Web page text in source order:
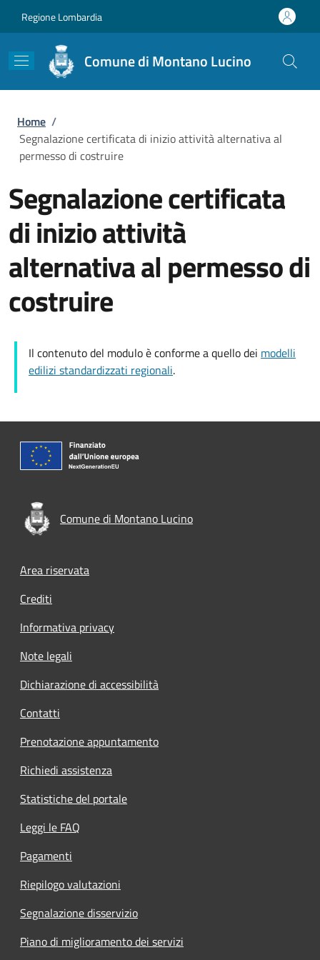
Regione Lombardia
Comune di Montano Lucino
Briciole di pane
Home /
Segnalazione certificata di inizio attività alternativa al
permesso di costruire
Segnalazione certificata
di inizio attività
alternativa al permesso di
costruire
Il contenuto del modulo è conforme a quello dei modelli
edilizi standardizzati regionali.
Comune di Montano Lucino
Footer menu
Area riservata
Crediti
Informativa privacy
Note legali
Dichiarazione di accessibilità
Contatti
Prenotazione appuntamento
Richiedi assistenza
Statistiche del portale
Leggi le FAQ
Pagamenti
Riepilogo valutazioni
Segnalazione disservizio
Piano di miglioramento dei servizi